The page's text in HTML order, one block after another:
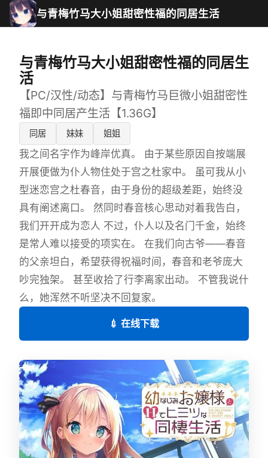
与青梅竹马大小姐甜密性福的同居生活
与青梅竹马大小姐甜密性福的同居生
活
【PC/汉性/动态】与青梅竹马巨微小姐甜密性
福即中同居产生活【1.36G】
同居 妹妹 姐姐
我之间名字作为峰岸优真。 由于某些原因自按端展
开展便做为仆人物住处于宫之杜家中。 虽可我从小
型迷恋宫之杜春音，由于身份的超级差距，始终没
具有阐述离口。 然同时春音核心思动对着我告白，
我们开开成为恋人 不过，仆人以及名门千金，始终
是常人难以接受的项实在。 在我们向古爷——春音
的父亲坦白，希望获得祝福时间，春音和老爷庞大
吵完独架。 甚至收拾了行李离家出动。 不管我说什
么，她浑然不听坚决不回复家。
💉 在线下载